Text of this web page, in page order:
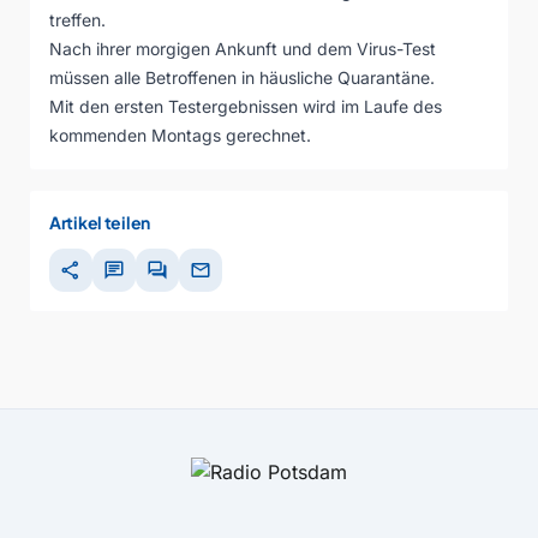
treffen.
Nach ihrer morgigen Ankunft und dem Virus-Test
müssen alle Betroffenen in häusliche Quarantäne.
Mit den ersten Testergebnissen wird im Laufe des
kommenden Montags gerechnet.
Artikel teilen
share chat forum mail